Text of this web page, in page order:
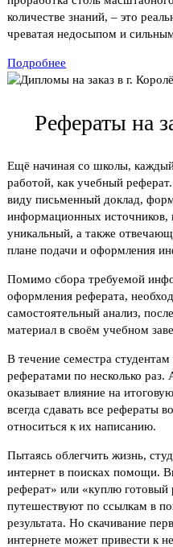
количестве знаний, – это
чреватая недосыпом и
Подробнее
Рефераты на
Ещё начиная со школы,
работой, как учебный
виду письменный доклад,
информационных источников,
уникальный, а также
плане подачи и оформления
Помимо сбора требуемой
оформления реферата,
самостоятельный анализ,
материал в своём учебном
В течение семестра
рефератами по несколько
оказывает влияние на
всегда сдавать все рефераты
относиться к их написанию.
Пытаясь облегчить жизнь,
интернет в поисках помощи.
реферат» или «куплю готовый
путешествуют по ссылкам в
результата. Но скачивание
интернете может привести к